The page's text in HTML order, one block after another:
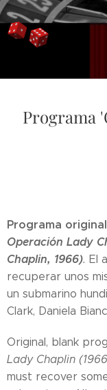
Programa
Programa
Operación Lady
Chaplin, 1966). El
recuperar unos
un submarino
Clark, Daniela
Original, blank
Lady Chaplin
must recover